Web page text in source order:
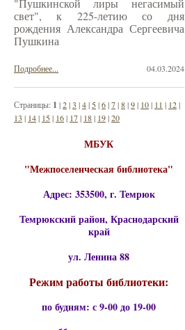
"Пушкинской лиры негасимый
свет", к 225-летию со дня
рождения Александра Сергеевича
Пушкина
04.03.2024
Подробнее...
Страницы: 1 |2|3 |4| 5|6|7|8|9| 10| 11 | 12|
13 | 14| 15| 16| 17| 18| 19|20
МБУК
"Межпоселенческая библиотека"
Адрес: 353500, г. Темрюк
Темрюкский район, Краснодарский
край
ул. Ленина 88
Режим работы библиотеки:
по будням: с 9-00 до 19-00